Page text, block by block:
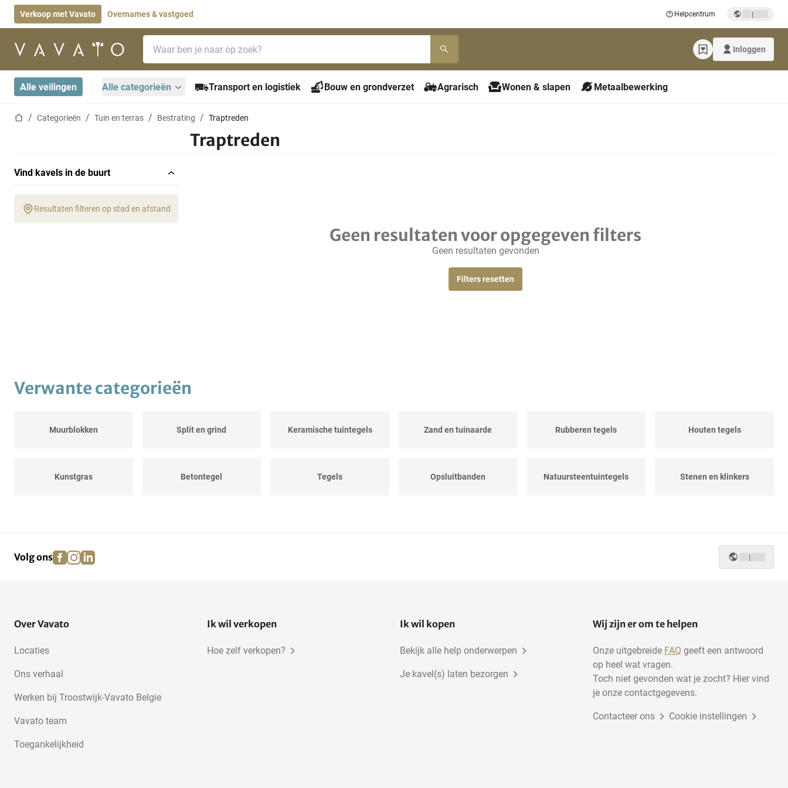
Verkoop met Vavato Overnames & vastgoed Helpcentrum |
Startpagina Inloggen
Alle veilingen Alle categorieën Transport en logistiek Bouw en grondverzet Agrarisch Wonen & slapen Metaalbewerking
StartpaginaCategorieën Tuin en terras Bestrating Traptreden
Traptreden
Vind kavels in de buurt
Resultaten filteren op stad en afstand
Geen resultaten voor opgegeven filters
Geen resultaten gevonden
Filters resetten
Verwante categorieën
Muurblokken Split en grind Keramische tuintegels Zand en tuinaarde Rubberen tegels Houten tegels
Kunstgras Betontegel Tegels Opsluitbanden Natuursteentuintegels Stenen en klinkers
Volg ons facebook
instagram
linkedin |
Over Vavato
Locaties
Ons verhaal
Werken bij Troostwijk-Vavato Belgie
Vavato team
Toegankelijkheid
Ik wil verkopen
Hoe zelf verkopen?
Ik wil kopen
Bekijk alle help onderwerpen
Je kavel(s) laten bezorgen
Wij zijn er om te helpen
Onze uitgebreide FAQ geeft een antwoord
op heel wat vragen.
Toch niet gevonden wat je zocht? Hier vind
je onze contactgegevens.
Contacteer ons Cookie instellingen